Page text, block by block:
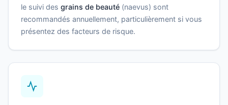
le suivi des grains de beauté (naevus) sont
recommandés annuellement, particulièrement si vous
présentez des facteurs de risque.